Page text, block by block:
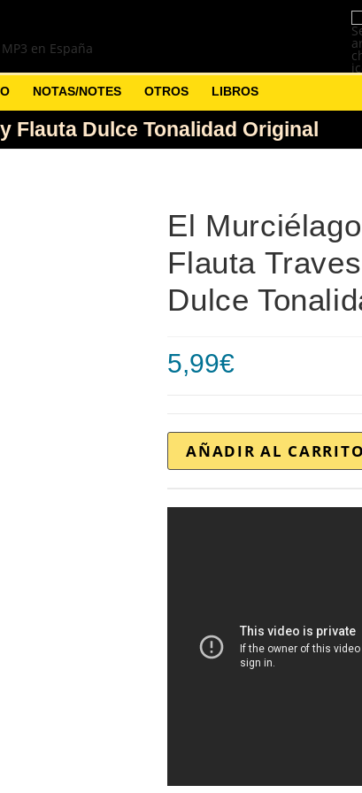
NOTAS/NOTES OTROS LIBROS
Flauta Dulce Tonalidad Original
El
Flauta
Dulce
5,99€
AÑADIR AL